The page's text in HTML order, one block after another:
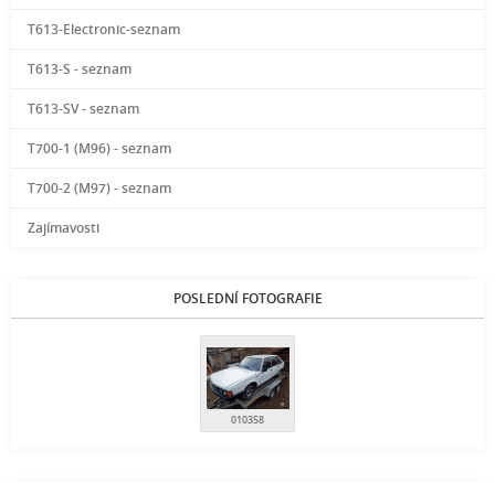
T613-Electronic-seznam
T613-S - seznam
T613-SV - seznam
T700-1 (M96) - seznam
T700-2 (M97) - seznam
Zajímavosti
POSLEDNÍ FOTOGRAFIE
010358